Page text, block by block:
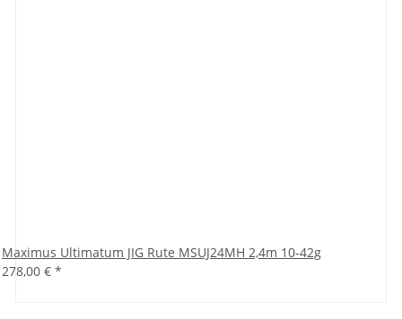
Maximus Ultimatum JIG Rute MSUJ24MH 2,4m 10-42g
278,00 € *